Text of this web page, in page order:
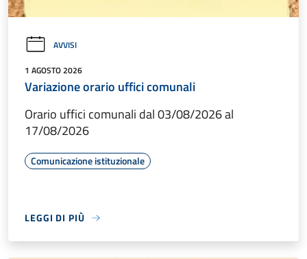
AVVISI
1 AGOSTO 2026
Variazione orario uffici comunali
Orario uffici comunali dal 03/08/2026 al
17/08/2026
Comunicazione istituzionale
LEGGI DI PIÙ